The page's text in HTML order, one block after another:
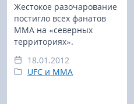
Жестокое разочарование
постигло всех фанатов
ММА на «северных
территориях».
18.01.2012
UFC и MMA